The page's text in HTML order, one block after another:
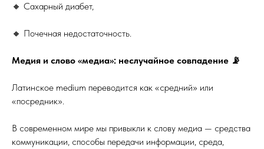
🔸 Сахарный диабет,
🔸 Почечная недостаточность.
Медия и слово «медиа»: неслучайное совпадение 📡
Латинское medium переводится как «средний» или
«посредник».
В современном мире мы привыкли к слову медиа — средства
коммуникации, способы передачи информации, среда,